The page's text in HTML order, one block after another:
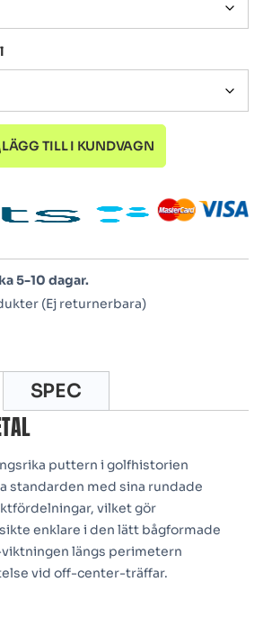
LÄGG TILL I KUNDVAGN
5-10 dagar.
(Ej returnerbara)
SPEC
puttern i golfhistorien
standarden med sina rundade
vilket gör
enklare i den lätt bågformade
längs perimetern
vid off-center-träffar.